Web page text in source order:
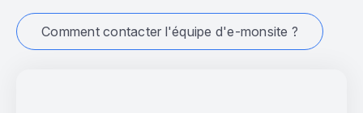
Comment contacter l'équipe d'e-monsite ?